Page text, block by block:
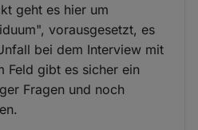
geht es hier um
vorausgesetzt, es
bei dem Interview mit
Feld gibt es sicher ein
Fragen und noch